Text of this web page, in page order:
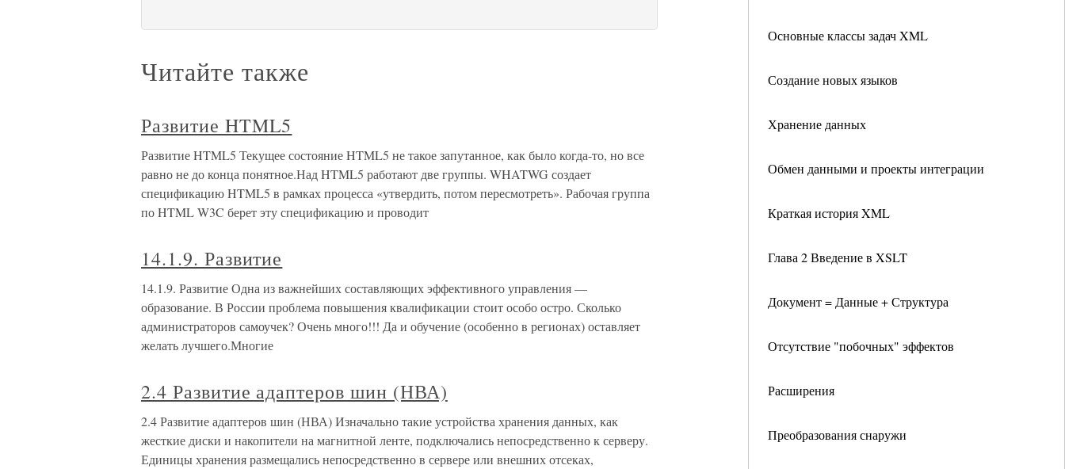
Основные классы задач XML
Создание новых языков
Хранение данных
Обмен данными и проекты интеграции
Краткая история XML
Глава 2 Введение в XSLT
Документ = Данные + Структура
Отсутствие "побочных" эффектов
Расширения
Преобразования снаружи
Читайте также
Развитие HTML5
Развитие HTML5 Текущее состояние HTML5 не такое запутанное, как было когда-то, но все
равно не до конца понятное.Над HTML5 работают две группы. WHATWG создает
спецификацию HTML5 в рамках процесса «утвердить, потом пересмотреть». Рабочая группа
по HTML W3C берет эту спецификацию и проводит
14.1.9. Развитие
14.1.9. Развитие Одна из важнейших составляющих эффективного управления —
образование. В России проблема повышения квалификации стоит особо остро. Сколько
администраторов самоучек? Очень много!!! Да и обучение (особенно в регионах) оставляет
желать лучшего.Многие
2.4 Развитие адаптеров шин (НВА)
2.4 Развитие адаптеров шин (НВА) Изначально такие устройства хранения данных, как
жесткие диски и накопители на магнитной ленте, подключались непосредственно к серверу.
Единицы хранения размещались непосредственно в сервере или внешних отсеках,